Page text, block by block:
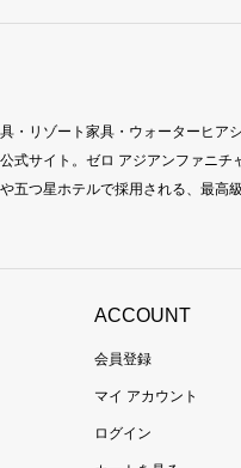
・リゾート家具・ウォーターヒア
式サイト。ゼロ アジアンファニチ
五つ星ホテルで採用される、最高
ACCOUNT
会員登録
マイ アカウント
ログイン